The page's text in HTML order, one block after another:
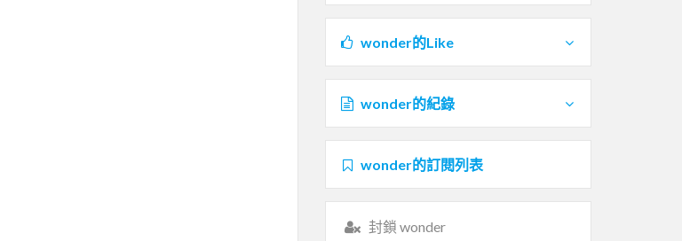
wonder的Like
wonder的紀錄
wonder的訂閱列表
封鎖 wonder